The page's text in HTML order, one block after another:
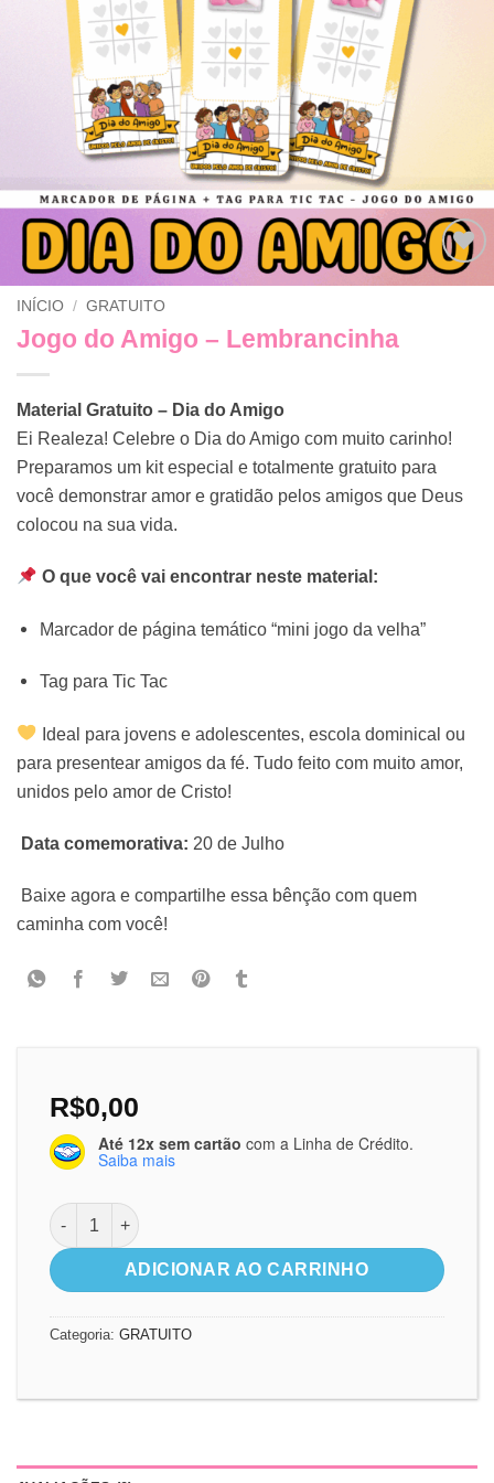
Adicionar
INÍCIO / GRATUITO
Jogo do Amigo – Lembrancinha
Material Gratuito – Dia do Amigo
Ei Realeza! Celebre o Dia do Amigo com muito carinho!
Preparamos um kit especial e totalmente gratuito para
você demonstrar amor e gratidão pelos amigos que Deus
colocou na sua vida.
O que você vai encontrar neste material:
Marcador de página temático “mini jogo da velha”
Tag para Tic Tac
Ideal para jovens e adolescentes, escola dominical ou
para presentear amigos da fé. Tudo feito com muito amor,
unidos pelo amor de Cristo!
Data comemorativa: 20 de Julho
Baixe agora e compartilhe essa bênção com quem
caminha com você!
R$0,00
Até 12x sem cartão com a Linha de Crédito.
Saiba mais
Jogo do Amigo - Lembrancinha quantidade
ADICIONAR AO CARRINHO
Categoria: GRATUITO